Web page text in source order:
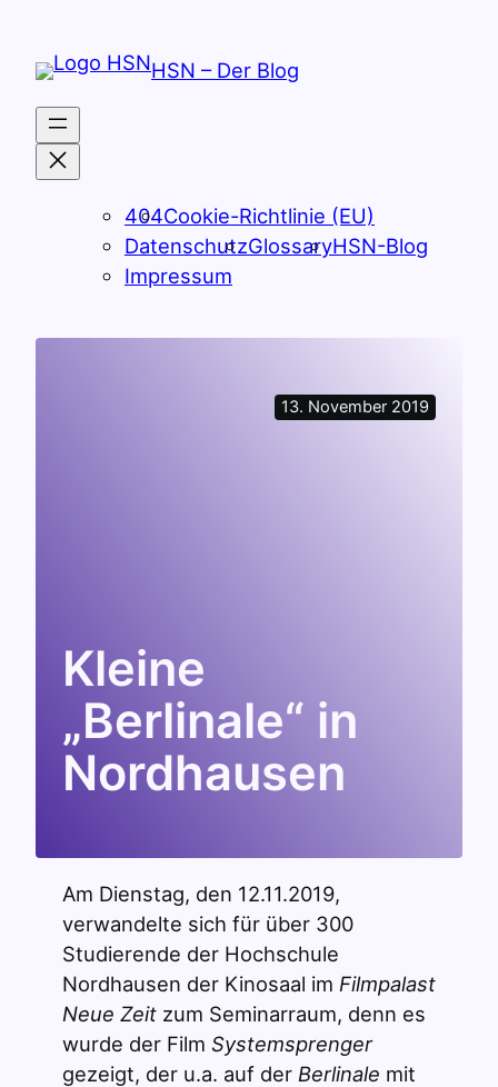
Inhalt
springen
HSN – Der Blog
404Cookie-Richtlinie (EU)
DatenschutzGlossaryHSN-Blog
Impressum
13. November 2019
Kleine
„Berlinale“ in
Nordhausen
Am Dienstag, den 12.11.2019,
verwandelte sich für über 300
Studierende der Hochschule
Nordhausen der Kinosaal im Filmpalast
Neue Zeit zum Seminarraum, denn es
wurde der Film Systemsprenger
gezeigt, der u.a. auf der Berlinale mit